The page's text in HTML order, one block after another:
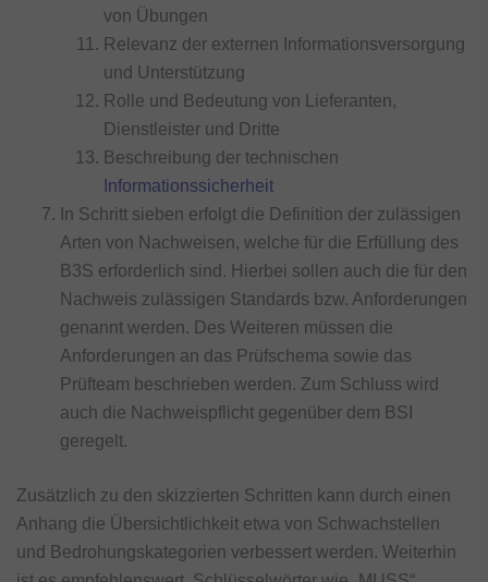
von Übungen
Relevanz der externen Informationsversorgung
und Unterstützung
Rolle und Bedeutung von Lieferanten,
Dienstleister und Dritte
Beschreibung der technischen
Informationssicherheit
In Schritt sieben erfolgt die Definition der zulässigen
Arten von Nachweisen, welche für die Erfüllung des
B3S erforderlich sind. Hierbei sollen auch die für den
Nachweis zulässigen Standards bzw. Anforderungen
genannt werden. Des Weiteren müssen die
Anforderungen an das Prüfschema sowie das
Prüfteam beschrieben werden. Zum Schluss wird
auch die Nachweispflicht gegenüber dem BSI
geregelt.
Zusätzlich zu den skizzierten Schritten kann durch einen
Anhang die Übersichtlichkeit etwa von Schwachstellen
und Bedrohungskategorien verbessert werden. Weiterhin